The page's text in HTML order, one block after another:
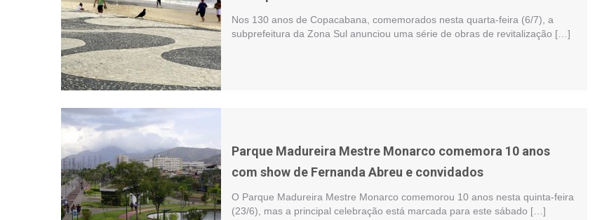
Nos 130 anos de Copacabana, comemorados nesta quarta-feira (6/7), a
subprefeitura da Zona Sul anunciou uma série de obras de revitalização […]
Parque Madureira Mestre Monarco comemora 10 anos
com show de Fernanda Abreu e convidados
O Parque Madureira Mestre Monarco comemorou 10 anos nesta quinta-feira
(23/6), mas a principal celebração está marcada para este sábado […]